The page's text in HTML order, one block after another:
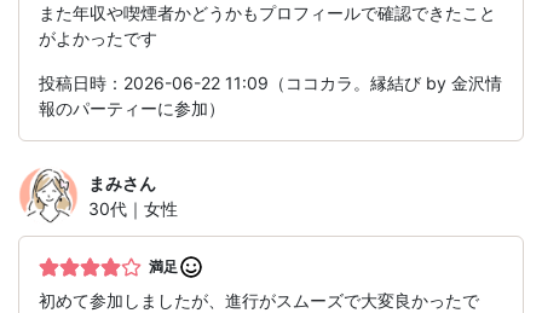
また年収や喫煙者かどうかもプロフィールで確認できたこと
がよかったです
投稿日時：2026-06-22 11:09（ココカラ。縁結び by 金沢情
報のパーティーに参加）
まみさん
30代｜女性
満足
初めて参加しましたが、進行がスムーズで大変良かったで